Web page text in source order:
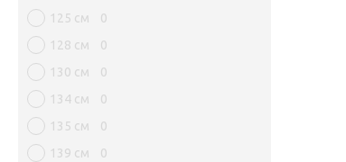
125 см
0
128 см
0
130 см
0
134 см
0
135 см
0
139 см
0